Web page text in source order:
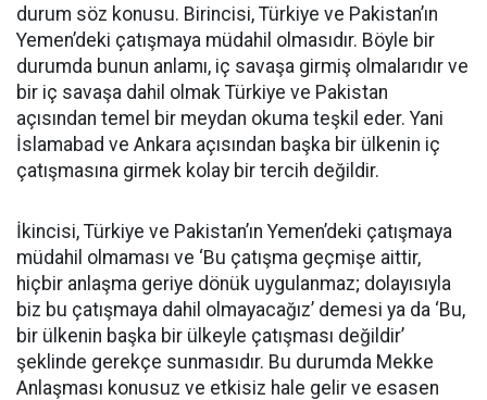
durum söz konusu. Birincisi, Türkiye ve Pakistan’ın
Yemen’deki çatışmaya müdahil olmasıdır. Böyle bir
durumda bunun anlamı, iç savaşa girmiş olmalarıdır ve
bir iç savaşa dahil olmak Türkiye ve Pakistan
açısından temel bir meydan okuma teşkil eder. Yani
İslamabad ve Ankara açısından başka bir ülkenin iç
çatışmasına girmek kolay bir tercih değildir.
İkincisi, Türkiye ve Pakistan’ın Yemen’deki çatışmaya
müdahil olmaması ve ‘Bu çatışma geçmişe aittir,
hiçbir anlaşma geriye dönük uygulanmaz; dolayısıyla
biz bu çatışmaya dahil olmayacağız’ demesi ya da ‘Bu,
bir ülkenin başka bir ülkeyle çatışması değildir’
şeklinde gerekçe sunmasıdır. Bu durumda Mekke
Anlaşması konusuz ve etkisiz hale gelir ve esasen